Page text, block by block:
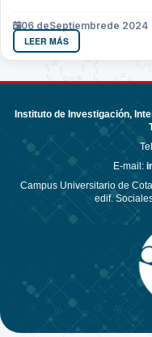
06 deSeptiembrede 2024
LEER MÁS
Instituto de Investigación,
E-mail:
Campus Universitario de
edif.